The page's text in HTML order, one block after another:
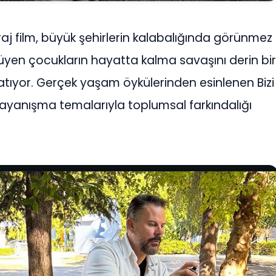
film, büyük şehirlerin kalabalığında görünmez
çocukların hayatta kalma savaşını derin bir
Gerçek yaşam öykülerinden esinlenen Bizi
temalarıyla toplumsal farkındalığı